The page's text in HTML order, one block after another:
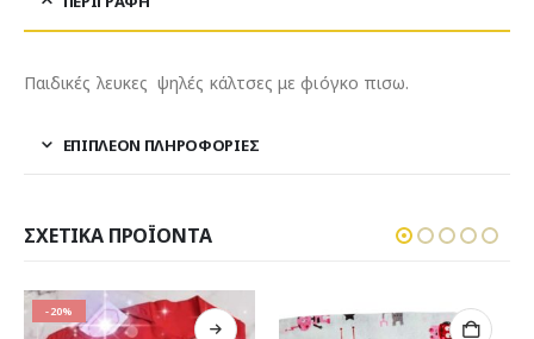
Παιδικές λευκες ψηλές κάλτσες με φιόγκο πισω.
ΕΠΙΠΛΈΟΝ ΠΛΗΡΟΦΟΡΊΕΣ
ΣΧΕΤΙΚΆ ΠΡΟΪΌΝΤΑ